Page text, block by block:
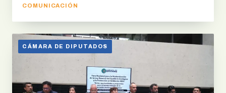
COMUNICACIÓN
CÁMARA DE DIPUTADOS